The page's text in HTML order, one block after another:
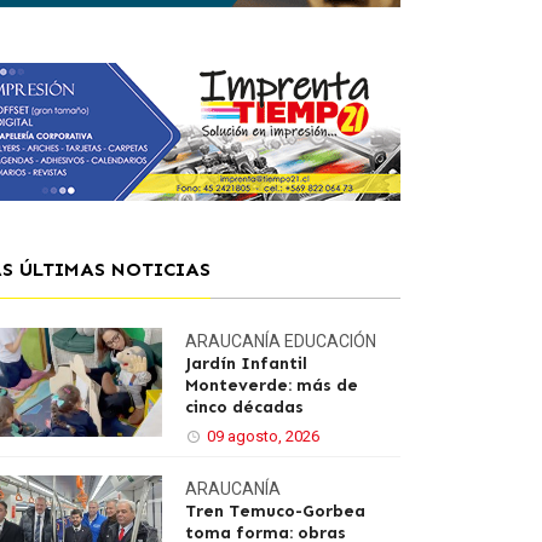
ÚLTIMAS NOTICIAS
ARAUCANÍA EDUCACIÓN
Jardín Infantil
Monteverde: más de
cinco décadas
09 agosto, 2026
ARAUCANÍA
Tren Temuco-Gorbea
toma forma: obras